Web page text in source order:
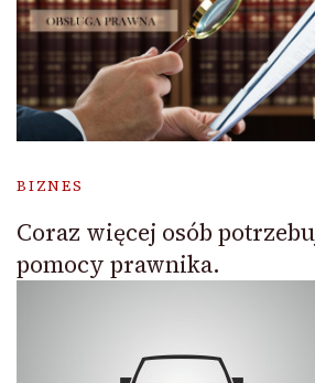
BIZNES
Coraz więcej osób
pomocy prawnika.